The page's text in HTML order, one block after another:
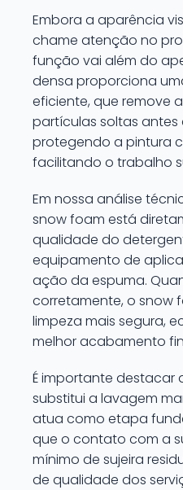
Embora a aparência
chame atenção no
função vai além do
densa proporciona
eficiente, que remove
partículas soltas
protegendo a pintura
facilitando o trabalho
Em nossa análise
snow foam está
qualidade do
equipamento de
ação da espuma.
corretamente, o snow
limpeza mais segura,
melhor acabamento
É importante destacar
substitui a lavagem
atua como etapa
que o contato com a
mínimo de sujeira
de qualidade dos